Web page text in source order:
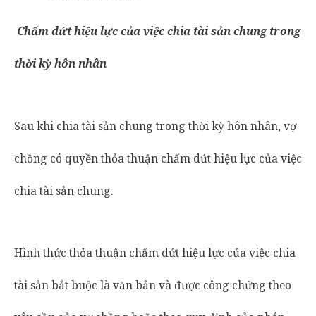
Chấm dứt hiệu lực của việc chia tài sản chung trong
thời kỳ hôn nhân
Sau khi chia tài sản chung trong thời kỳ hôn nhân, vợ
chồng có quyền thỏa thuận chấm dứt hiệu lực của việc
chia tài sản chung.
Hình thức thỏa thuận chấm dứt hiệu lực của việc chia
tài sản bắt buộc là văn bản và được công chứng theo